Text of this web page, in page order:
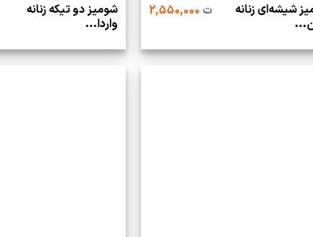
شیشه‌ای زنانه
ت
شومیز دو تیکه زنانه
واردا...